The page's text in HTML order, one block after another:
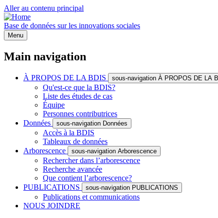
Aller au contenu principal
Base de données sur les innovations sociales
Menu
Main navigation
À PROPOS DE LA BDIS sous-navigation À PROPOS DE LA
Qu'est-ce que la BDIS?
Liste des études de cas
Équipe
Personnes contributrices
Données
sous-navigation Données
Accès à la BDIS
Tableaux de données
Arborescence
sous-navigation Arborescence
Rechercher dans l’arborescence
Recherche avancée
Que contient l’arborescence?
PUBLICATIONS
sous-navigation PUBLICATIONS
Publications et communications
NOUS JOINDRE